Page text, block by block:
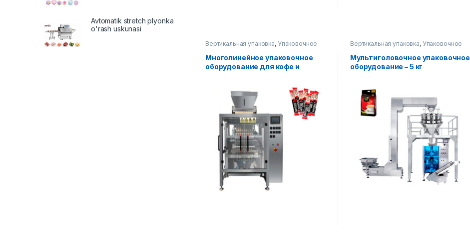
Вертикальная упаковка, Упаковочное
оборудование
Многолинейное упаковочное
оборудование для кофе и
Вертикальная упаковка, Упаковочное
оборудование
Мультиголовочное упаковочное
оборудование – 5 кг
Avtomatik stretch plyonka
o'rash uskunasi